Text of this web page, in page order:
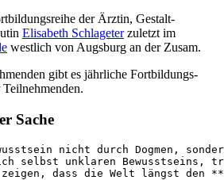
der Ärztin, Gestalt-
Elisabeth Schlageterzuletzt im
westlich von Augsburg an der Zusam.
gibt es jährliche Fortbildungs-
Sache
nicht durch Dogmen,
selbst unklaren Bewusstseins,
dass die Welt längst den